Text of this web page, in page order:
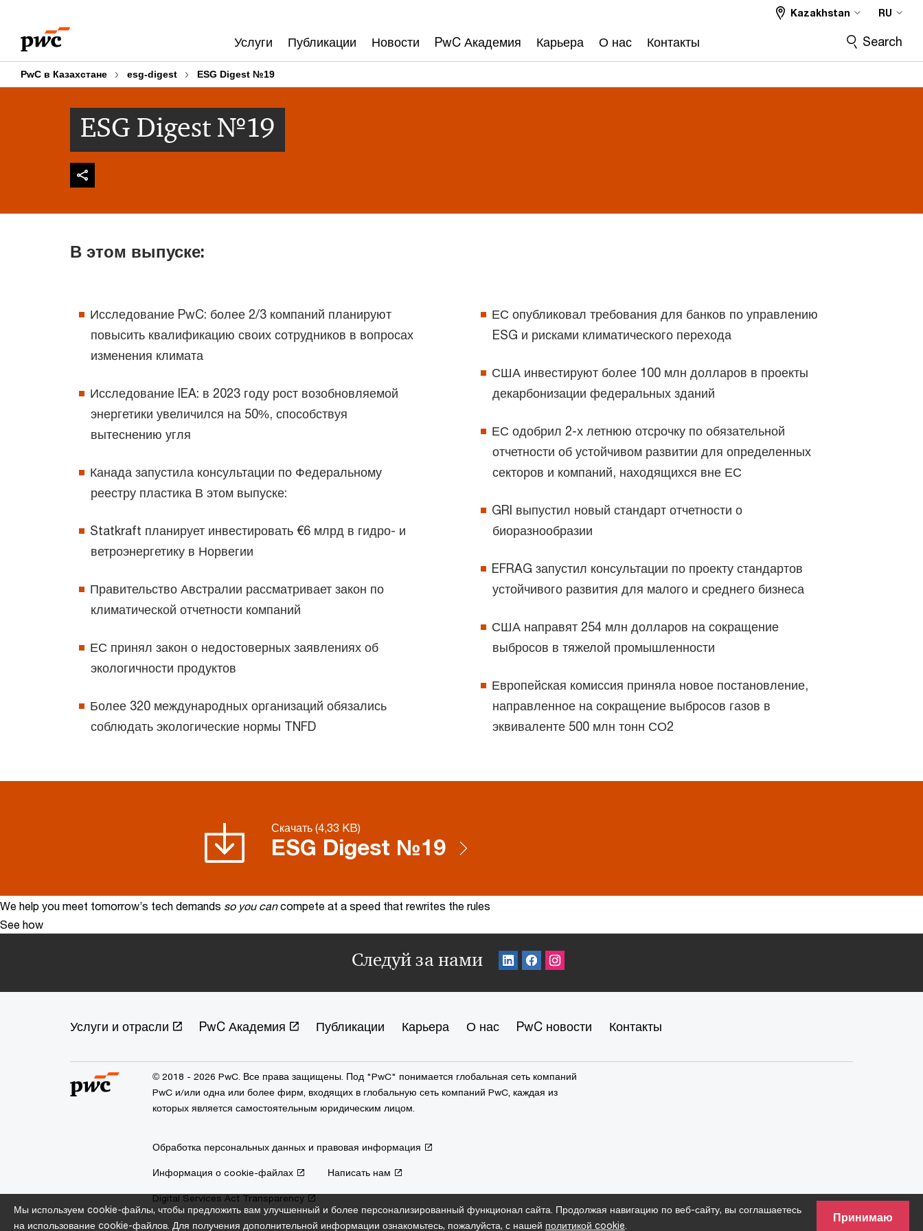
Мы используем cookie-файлы, чтобы предложить вам улучшенный и более персонализированный функционал сайта. Продолжая навигацию по веб-сайту, вы соглашаетесь
на использование cookie-файлов. Для получения дополнительной информации ознакомьтесь, пожалуйста, с нашей политикой cookie.
Принимаю
content
footer
Услуги Публикации Новости PwC Академия Карьера О нас Контакты
Kazakhstan RU
Search
PwC в Казахстане esg-digest ESG Digest №19
ESG Digest №19
В этом выпуске:
Исследование PwC: более 2/3 компаний планируют
повысить квалификацию своих сотрудников в вопросах
изменения климата
Исследование IEA: в 2023 году рост возобновляемой
энергетики увеличился на 50%, способствуя
вытеснению угля
Канада запустила консультации по Федеральному
реестру пластика В этом выпуске:
Statkraft планирует инвестировать €6 млрд в гидро- и
ветроэнергетику в Норвегии
Правительство Австралии рассматривает закон по
климатической отчетности компаний
ЕС принял закон о недостоверных заявлениях об
экологичности продуктов
Более 320 международных организаций обязались
соблюдать экологические нормы TNFD
ЕС опубликовал требования для банков по управлению
ESG и рисками климатического перехода
США инвестируют более 100 млн долларов в проекты
декарбонизации федеральных зданий
ЕС одобрил 2-х летнюю отсрочку по обязательной
отчетности об устойчивом развитии для определенных
секторов и компаний, находящихся вне ЕС
GRI выпустил новый стандарт отчетности о
биоразнообразии
EFRAG запустил консультации по проекту стандартов
устойчивого развития для малого и среднего бизнеса
США направят 254 млн долларов на сокращение
выбросов в тяжелой промышленности
Европейская комиссия приняла новое постановление,
направленное на сокращение выбросов газов в
эквиваленте 500 млн тонн СО2
Скачать (4,33 KB)
ESG Digest №19
We help you meet tomorrow’s tech demands so you can compete at a speed that rewrites the rules
See how
Следуй за нами
Услуги и отрасли PwC Академия Публикации Карьера О нас PwC новости Контакты
© 2018 - 2026 PwC. Все права защищены. Под "PwC" понимается глобальная сеть компаний
PwC и/или одна или более фирм, входящих в глобальную сеть компаний PwC, каждая из
которых является самостоятельным юридическим лицом.
Обработка персональных данных и правовая информация
Информация о cookie-файлах Написать нам
Digital Services Act Transparency